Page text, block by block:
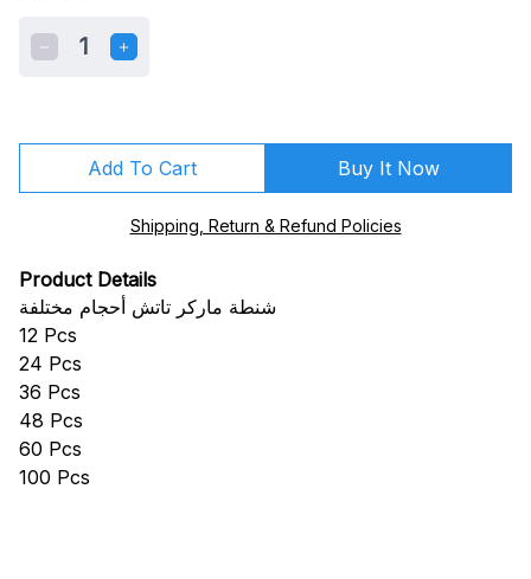
1
Add To Cart Buy It Now
Shipping, Return & Refund Policies
Product Details
شنطة ماركر تاتش أحجام مختلفة
12 Pcs
24 Pcs
36 Pcs
48 Pcs
60 Pcs
100 Pcs